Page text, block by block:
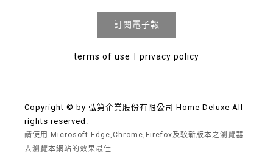
Copyright © by 弘第企業股份有限公司 Home Deluxe All
rights reserved.
請使用 Microsoft Edge,Chrome,Firefox及較新版本之瀏覽器
去瀏覽本網站的效果最佳
訂閱電子報
terms of use privacy policy